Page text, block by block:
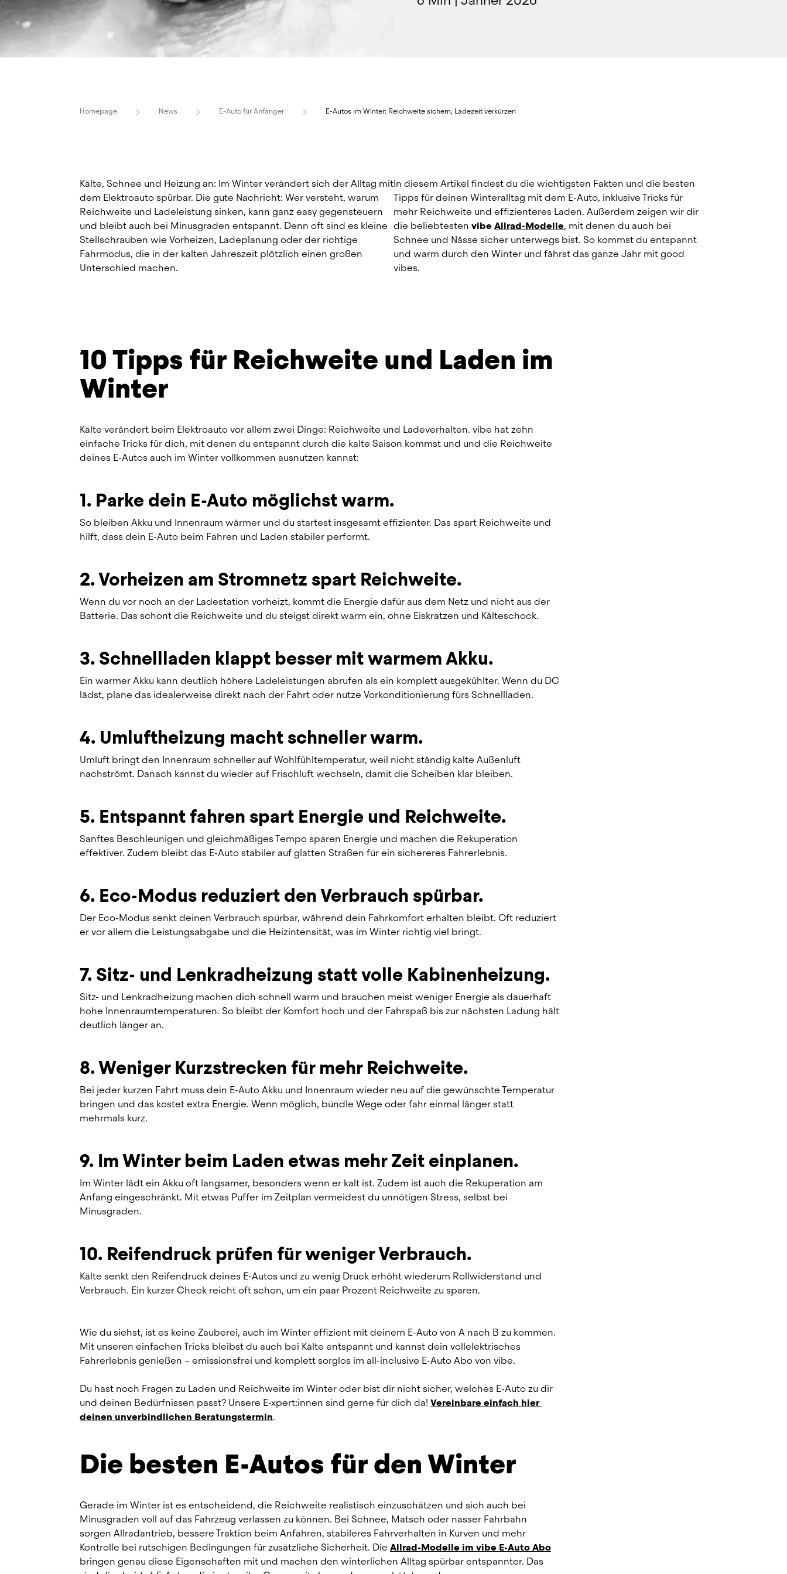
Homepage News E-Auto für Anfänger E-Autos im Winter: Reichweite sichern, Ladezeit verkürzen
Kälte, Schnee und Heizung an: Im Winter verändert sich der Alltag mit
dem Elektroauto spürbar. Die gute Nachricht: Wer versteht, warum
Reichweite und Ladeleistung sinken, kann ganz easy gegensteuern
und bleibt auch bei Minusgraden entspannt. Denn oft sind es kleine
Stellschrauben wie Vorheizen, Ladeplanung oder der richtige
Fahrmodus, die in der kalten Jahreszeit plötzlich einen großen
Unterschied machen.
In diesem Artikel findest du die wichtigsten Fakten und die besten
Tipps für deinen Winteralltag mit dem E-Auto, inklusive Tricks für
mehr Reichweite und effizienteres Laden. Außerdem zeigen wir dir
die beliebtesten vibeAllrad-Modelle, mit denen du auch bei
Schnee und Nässe sicher unterwegs bist. So kommst du entspannt
und warm durch den Winter und fährst das ganze Jahr mit good
vibes.
10 Tipps für Reichweite und Laden im
Winter
Kälte verändert beim Elektroauto vor allem zwei Dinge: Reichweite und Ladeverhalten. vibe hat zehn
einfache Tricks für dich, mit denen du entspannt durch die kalte Saison kommst und und die Reichweite
deines E-Autos auch im Winter vollkommen ausnutzen kannst:
1. Parke dein E-Auto möglichst warm.
So bleiben Akku und Innenraum wärmer und du startest insgesamt effizienter. Das spart Reichweite und
hilft, dass dein E-Auto beim Fahren und Laden stabiler performt.
2. Vorheizen am Stromnetz spart Reichweite.
Wenn du vor noch an der Ladestation vorheizt, kommt die Energie dafür aus dem Netz und nicht aus der
Batterie. Das schont die Reichweite und du steigst direkt warm ein, ohne Eiskratzen und Kälteschock.
3. Schnellladen klappt besser mit warmem Akku.
Ein warmer Akku kann deutlich höhere Ladeleistungen abrufen als ein komplett ausgekühlter. Wenn du DC
lädst, plane das idealerweise direkt nach der Fahrt oder nutze Vorkonditionierung fürs Schnellladen.
4. Umluftheizung macht schneller warm.
Umluft bringt den Innenraum schneller auf Wohlfühltemperatur, weil nicht ständig kalte Außenluft
nachströmt. Danach kannst du wieder auf Frischluft wechseln, damit die Scheiben klar bleiben.
5. Entspannt fahren spart Energie und Reichweite.
Sanftes Beschleunigen und gleichmäßiges Tempo sparen Energie und machen die Rekuperation
effektiver. Zudem bleibt das E-Auto stabiler auf glatten Straßen für ein sichereres Fahrerlebnis.
6. Eco-Modus reduziert den Verbrauch spürbar.
Der Eco-Modus senkt deinen Verbrauch spürbar, während dein Fahrkomfort erhalten bleibt. Oft reduziert
er vor allem die Leistungsabgabe und die Heizintensität, was im Winter richtig viel bringt.
7. Sitz- und Lenkradheizung statt volle Kabinenheizung.
Sitz- und Lenkradheizung machen dich schnell warm und brauchen meist weniger Energie als dauerhaft
hohe Innenraumtemperaturen. So bleibt der Komfort hoch und der Fahrspaß bis zur nächsten Ladung hält
deutlich länger an.
8. Weniger Kurzstrecken für mehr Reichweite.
Bei jeder kurzen Fahrt muss dein E-Auto Akku und Innenraum wieder neu auf die gewünschte Temperatur
bringen und das kostet extra Energie. Wenn möglich, bündle Wege oder fahr einmal länger statt
mehrmals kurz.
9. Im Winter beim Laden etwas mehr Zeit einplanen.
Im Winter lädt ein Akku oft langsamer, besonders wenn er kalt ist. Zudem ist auch die Rekuperation am
Anfang eingeschränkt. Mit etwas Puffer im Zeitplan vermeidest du unnötigen Stress, selbst bei
Minusgraden.
10. Reifendruck prüfen für weniger Verbrauch.
Kälte senkt den Reifendruck deines E-Autos und zu wenig Druck erhöht wiederum Rollwiderstand und
Verbrauch. Ein kurzer Check reicht oft schon, um ein paar Prozent Reichweite zu sparen.
Wie du siehst, ist es keine Zauberei, auch im Winter effizient mit deinem E-Auto von A nach B zu kommen.
Mit unseren einfachen Tricks bleibst du auch bei Kälte entspannt und kannst dein vollelektrisches
Fahrerlebnis genießen – emissionsfrei und komplett sorglos im all-inclusive E-Auto Abo von vibe.
Du hast noch Fragen zu Laden und Reichweite im Winter oder bist dir nicht sicher, welches E-Auto zu dir
und deinen Bedürfnissen passt? Unsere E-xpert:innen sind gerne für dich da! Vereinbare einfach hier
deinen unverbindlichen Beratungstermin.
Die besten E-Autos für den Winter
Gerade im Winter ist es entscheidend, die Reichweite realistisch einzuschätzen und sich auch bei
Minusgraden voll auf das Fahrzeug verlassen zu können. Bei Schnee, Matsch oder nasser Fahrbahn
sorgen Allradantrieb, bessere Traktion beim Anfahren, stabileres Fahrverhalten in Kurven und mehr
Kontrolle bei rutschigen Bedingungen für zusätzliche Sicherheit. Die Allrad-Modelle im vibe E-Auto Abo
bringen genau diese Eigenschaften mit und machen den winterlichen Alltag spürbar entspannter. Das